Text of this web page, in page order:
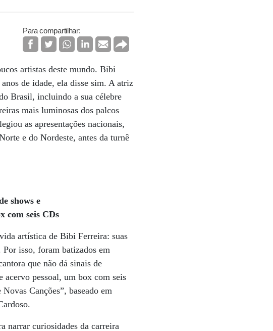
Para compartilhar:
artistas deste mundo. Bibi
de idade, ela disse sim. A atriz
Brasil, incluindo a sua célebre
mais luminosas dos palcos
as apresentações nacionais,
e do Nordeste, antes da turnê
shows e
com seis CDs
artística de Bibi Ferreira: suas
isso, foram batizados em
que não dá sinais de
acervo pessoal, um box com seis
Canções”, baseado em
narrar curiosidades da carreira